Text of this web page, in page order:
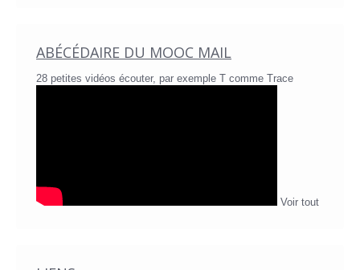
ABÉCÉDAIRE DU MOOC MAIL
28 petites vidéos écouter, par exemple T comme Trace
Voir tout